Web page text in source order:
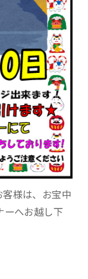
様は、お宝中
ーへお越し下